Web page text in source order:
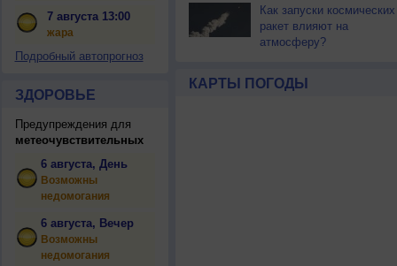
7 августа 13:00
жара
Подробный автопрогноз
ЗДОРОВЬЕ
Предупреждения для
метеочувствительных
6 августа, День
Возможны
недомогания
6 августа, Вечер
Возможны
недомогания
Как запуски космических
ракет влияют на
атмосферу?
КАРТЫ ПОГОДЫ